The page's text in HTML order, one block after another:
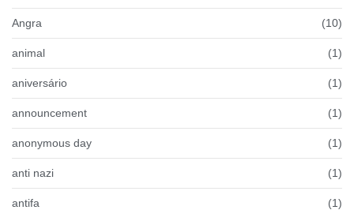
Angra (10)
animal (1)
aniversário (1)
announcement (1)
anonymous day (1)
anti nazi (1)
antifa (1)